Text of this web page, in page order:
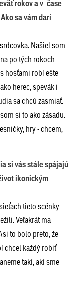
rokov a v čase
sa vám darí
Našiel som
po tých rokoch
hosťami robí ešte
herec, spevák i
sa chcú zasmiať.
si to ako zásadu.
hry - chcem,
si vás stále spájajú
ikonickým
tieto scénky
Veľakrát ma
to bolo preto, že
chcel každý robiť
takí, akí sme